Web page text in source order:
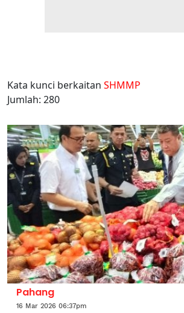
Kata kunci berkaitan SHMMP
Jumlah: 280
Pahang
16 Mar 2026 06:37pm